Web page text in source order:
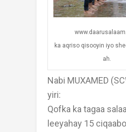
ka aqriso qisooyin iyo
ah.
Nabi MUXAMED
yiri:
Qofka ka tagaa
leeyahay 15